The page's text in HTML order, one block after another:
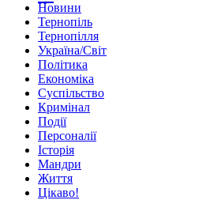
Новини
Тернопіль
Тернопілля
Україна/Світ
Політика
Економіка
Суспільство
Кримінал
Події
Персоналії
Історія
Мандри
Життя
Цікаво!